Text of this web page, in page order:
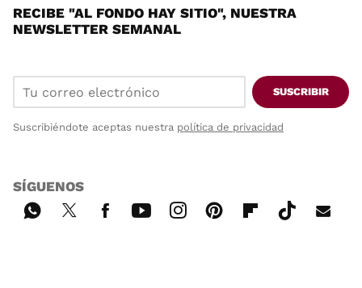
RECIBE "AL FONDO HAY SITIO", NUESTRA
NEWSLETTER SEMANAL
SUSCRIBIR
Suscribiéndote aceptas nuestra política de privacidad
SÍGUENOS